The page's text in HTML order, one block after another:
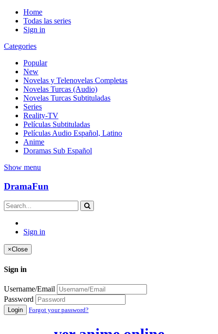
Home
Todas las series
Sign in
Categories
Popular
New
Novelas y Telenovelas Completas
Novelas Turcas (Audio)
Novelas Turcas Subtituladas
Series
Reality-TV
Películas Subtituladas
Películas Audio Español, Latino
Anime
Doramas Sub Español
Show menu
DramaFun
Sign in
×Close
Sign in
Username/Email
Password
Login Forgot your password?